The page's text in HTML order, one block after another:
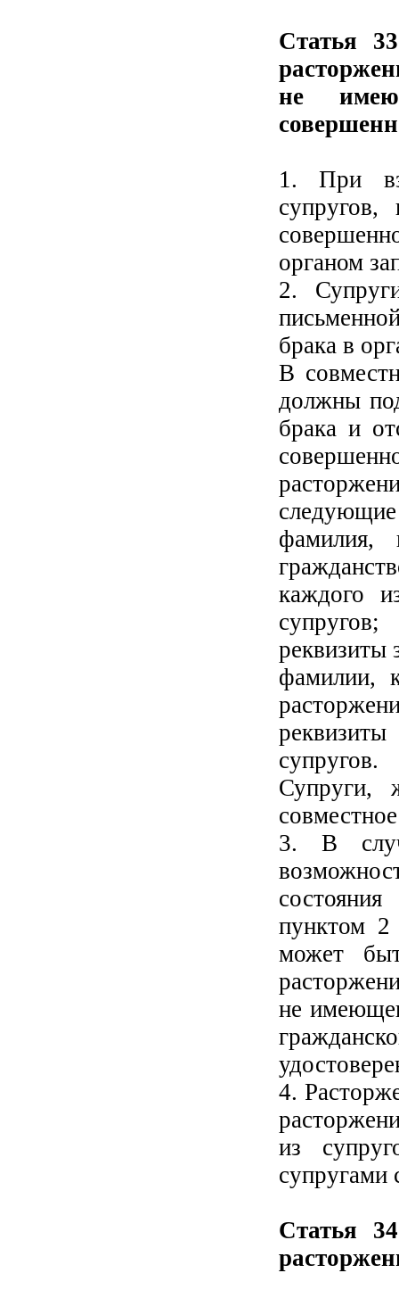
Статья
не
1. При
органом
2.
брака в
В
должны
брака и
следующие
фамилия,
каждого
супругов;
реквизиты
фамилии,
супругов.
Супруги,
3. В
пунктом 2
может
не
4.
из
супругами
Статья